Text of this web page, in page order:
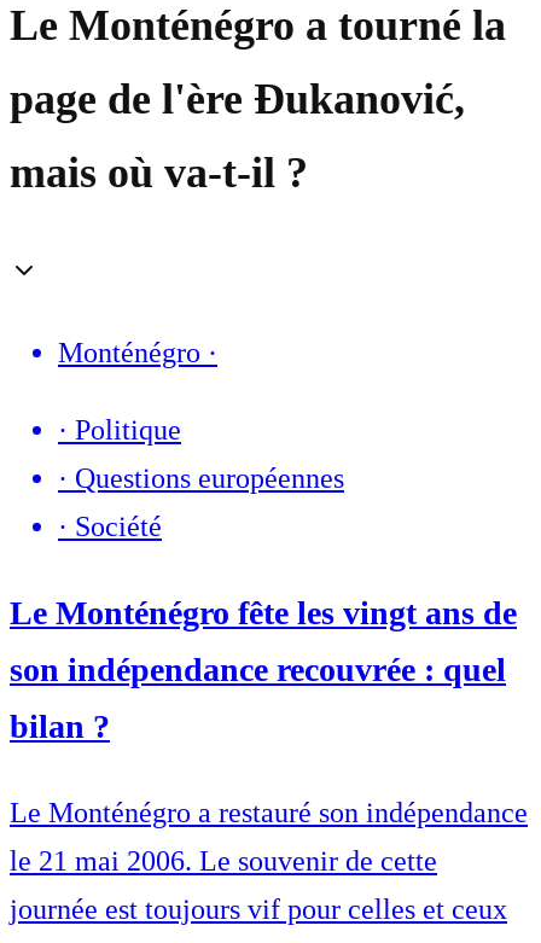
Le Monténégro a tourné la
page de l'ère Đukanović,
mais où va-t-il ?
Monténégro ·
· Politique
· Questions européennes
· Société
Le Monténégro fête les vingt ans de
son indépendance recouvrée : quel
bilan ?
Le Monténégro a restauré son indépendance
le 21 mai 2006. Le souvenir de cette
journée est toujours vif pour celles et ceux